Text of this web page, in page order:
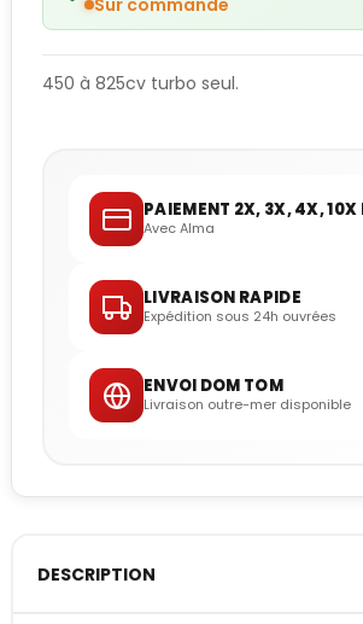
Sur commande
450 à 825cv turbo seul.
PAIEMENT 2X, 3X, 4X, 10X
Avec Alma
LIVRAISON RAPIDE
Expédition sous 24h ouvrées
ENVOI DOM TOM
Livraison outre-mer disponible
DESCRIPTION